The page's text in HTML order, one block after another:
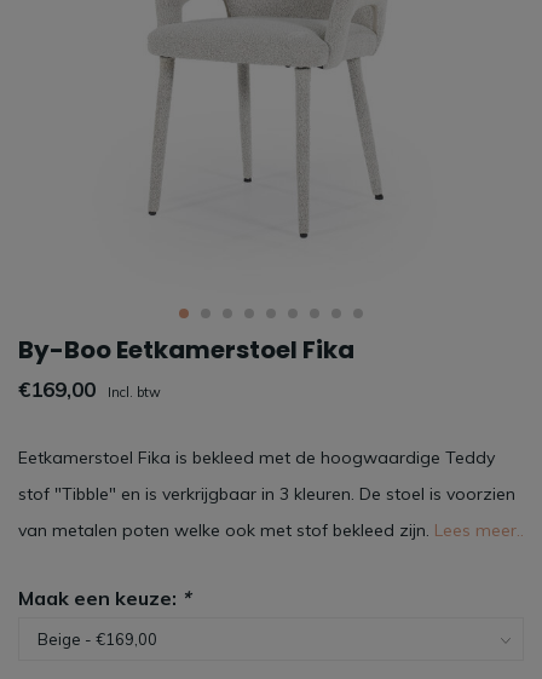
By-Boo Eetkamerstoel Fika
€169,00 Incl. btw
Eetkamerstoel Fika is bekleed met de hoogwaardige Teddy
stof "Tibble" en is verkrijgbaar in 3 kleuren. De stoel is voorzien
van metalen poten welke ook met stof bekleed zijn. Lees meer..
Maak een keuze: *